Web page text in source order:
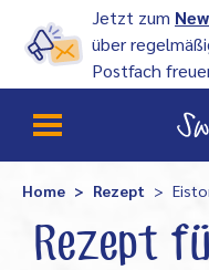
Jetzt zum
über
Postfach
Home Rezept
Rezept